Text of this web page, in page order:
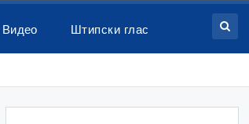
Видео Штипски глас